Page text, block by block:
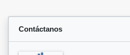
Contáctanos